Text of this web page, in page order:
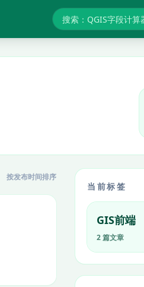
搜索GIS教程与报错
按发布时间排序
当前标签
GIS前端
2 篇文章